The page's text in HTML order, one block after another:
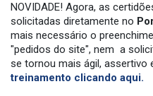
NOVIDADE! Agora, as
solicitadas diretamente no
mais necessário o
"pedidos do site", nem a
se tornou mais ágil, assertivo
treinamento clicando aqui.